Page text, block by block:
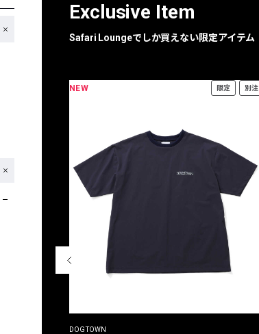
Exclusive Item
Safari Loungeでしか買えない限定アイテム
NEW 限定 別注
DOGTOWN